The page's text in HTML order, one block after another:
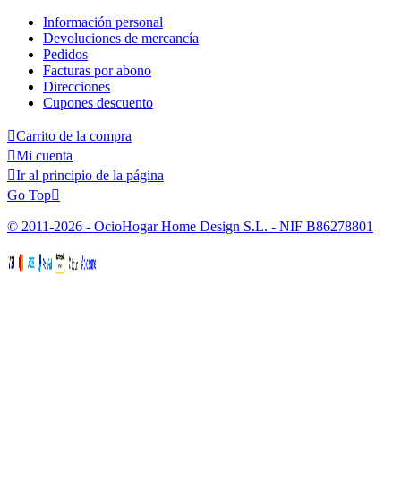
Información personal
Devoluciones de mercancía
Pedidos
Facturas por abono
Direcciones
Cupones descuento
Carrito de la compra
Mi cuenta
Ir al principio de la página
Go Top
© 2011-2026 - OcioHogar Home Design S.L. - NIF B86278801